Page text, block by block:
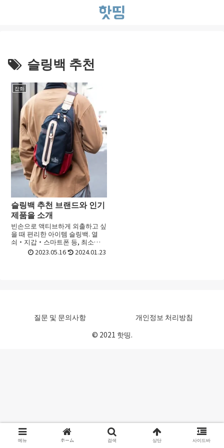
슬링백 추천
잡화
슬링백 추천 브랜드와 인기
제품을 소개
빈손으로 액티브하게 외출하고 싶
을 때 편리한 아이템 슬링백. 열
쇠・지갑・스마트폰 등, 최소한
필요한 소지품을 부담없이 운반할
수 있는 아이템입니다. 이번에는
2023.05.16 2024.01.23
질문 및 문의사항
개인정보 처리방침
© 2021 핫띵.
메뉴 ホーム 검색 상단 사이드바